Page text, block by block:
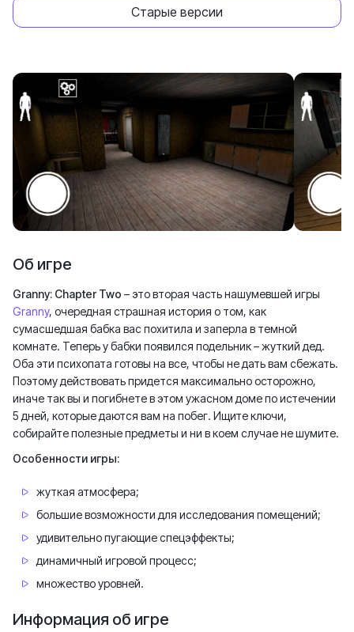
Старые версии
Об игре
Granny: Chapter Two – это вторая часть нашумевшей игры
Granny, очередная страшная история о том, как
сумасшедшая бабка вас похитила и заперла в темной
комнате. Теперь у бабки появился подельник – жуткий дед.
Оба эти психопата готовы на все, чтобы не дать вам сбежать.
Поэтому действовать придется максимально осторожно,
иначе так вы и погибнете в этом ужасном доме по истечении
5 дней, которые даются вам на побег. Ищите ключи,
собирайте полезные предметы и ни в коем случае не шумите.
Особенности игры:
жуткая атмосфера;
большие возможности для исследования помещений;
удивительно пугающие спецэффекты;
динамичный игровой процесс;
множество уровней.
Информация об игре